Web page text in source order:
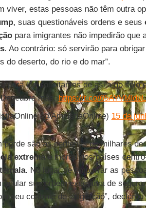
viver, estas pessoas não têm outra
, suas questionáveis ordens e seus
para imigrantes não impedirão que
. Ao contrário: só servirão para
do deserto, do rio e do mar”.
para los solicitantes de asilo no sólo
más: https://t.co/65AYVMlduL
(@AmnistiaOnline) 15 de
perde são as centenas de milhares
extremae mortal dos países
. No lugar de empurrar as
anular sua ordem executiva de
seu controle de imigração”, declarou